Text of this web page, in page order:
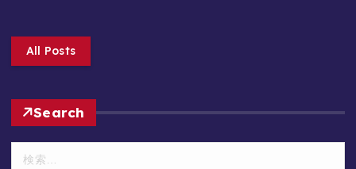
All Posts
Search